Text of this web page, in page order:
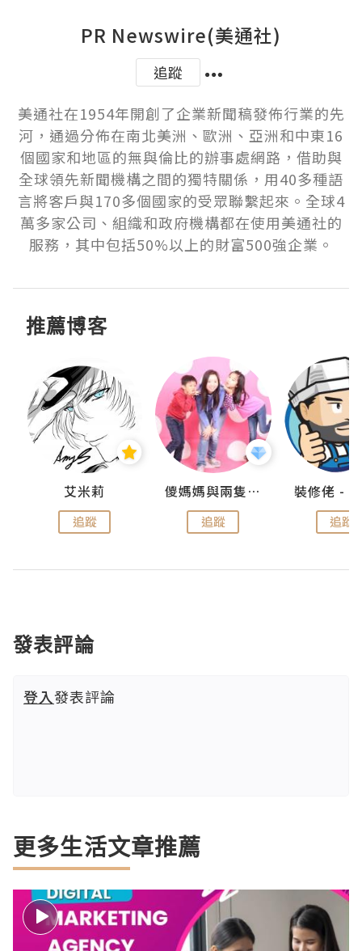
PR Newswire(美通社)
追蹤
美通社在1954年開創了企業新聞稿發佈行業的先
河，通過分佈在南北美洲、歐洲、亞洲和中東16
個國家和地區的無與倫比的辦事處網路，借助與
全球領先新聞機構之間的獨特關係，用40多種語
言將客戶與170多個國家的受眾聯繫起來。全球4
萬多家公司、組織和政府機構都在使用美通社的
服務，其中包括50%以上的財富500強企業。
推薦博客
艾米莉
追蹤
儍媽媽與兩隻小魔怪之家
追蹤 追蹤
發表評論
登入發表評論
更多生活文章推薦